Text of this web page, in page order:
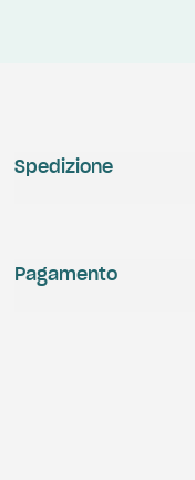
Spedizione
Pagamento